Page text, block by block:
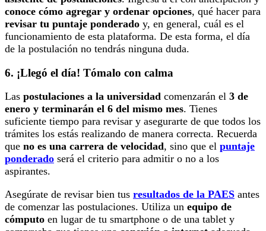
conoce cómo agregar y ordenar opciones, qué hacer para
revisar tu puntaje ponderado y, en general, cuál es el
funcionamiento de esta plataforma. De esta forma, el día
de la postulación no tendrás ninguna duda.
6. ¡Llegó el día! Tómalo con calma
Las postulaciones a la universidad comenzarán el 3 de
enero y terminarán el 6 del mismo mes. Tienes
suficiente tiempo para revisar y asegurarte de que todos los
trámites los estás realizando de manera correcta. Recuerda
que no es una carrera de velocidad, sino que el puntaje
ponderado será el criterio para admitir o no a los
aspirantes.
Asegúrate de revisar bien tus resultados de la PAES antes
de comenzar las postulaciones. Utiliza un equipo de
cómputo en lugar de tu smartphone o de una tablet y